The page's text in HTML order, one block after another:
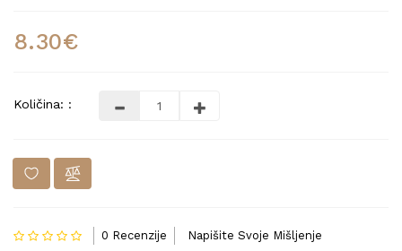
8.30€
Količina: :
0 Recenzije Napišite Svoje Mišljenje